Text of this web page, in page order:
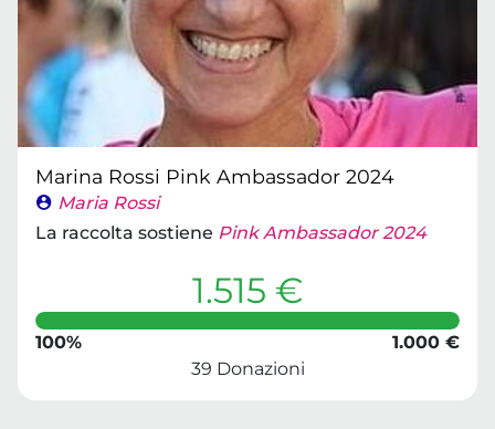
Marina Rossi Pink Ambassador 2024
Maria Rossi
La raccolta sostiene Pink Ambassador 2024
1.515 €
100%
1.000 €
39 Donazioni